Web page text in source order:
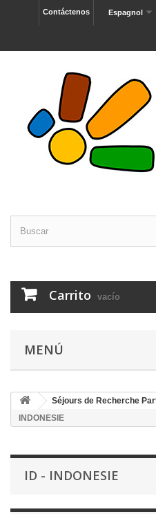
Espagnol
Contáctenos
Carrito vacío
MENÚ
Séjours de Recherche
INDONESIE
ID - INDONESIE